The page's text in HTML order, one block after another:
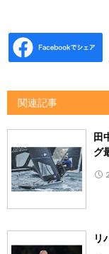
関連記事
田
グ
リ